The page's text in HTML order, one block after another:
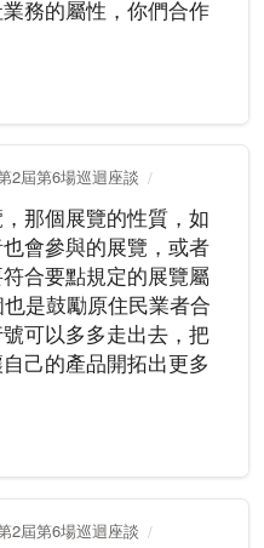
務的屬性，你們合作
2屆第6場巡迴座談
那個展覽的性質，如
會參與的展覽，或者
合要點規定的展覽屬
是鼓勵原住民業者合
可以多多走出去，把
己的產品開拓出更多
2屆第6場巡迴座談